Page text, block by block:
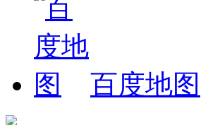
百度地图